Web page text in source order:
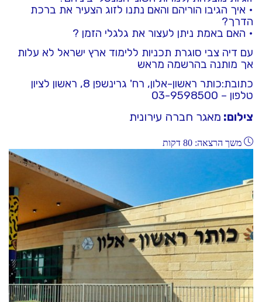
• איך הגיבו הוריהם והאם נתנו לזוג הצעיר את ברכת
הדרך?
• האם באמת ניתן לעצור את גלגלי הזמן ?
עם דיה צבי סוגרת תכניות ללימוד ארץ ישראל לא עלות
אך מותנה בהרשמה מראש
כתובת:כותר ראשון-אלון, רח' גרינשפן 8, ראשון לציון
טלפון – 03-9598500
צילום: מאגר חברה עירונית
משך הרצאה: 80 דקות